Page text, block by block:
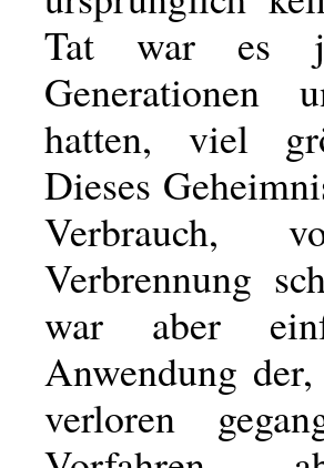
Tat war es
Generationen
hatten, viel
Dieses
Verbrauch,
Verbrennung
war aber
Anwendung
verloren